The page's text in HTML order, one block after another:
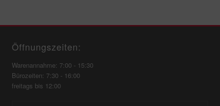
Öffnungszeiten:
Warenannahme: 7:00 - 15:30
Bürozeiten: 7:30 - 16:00
freitags bis 12:00